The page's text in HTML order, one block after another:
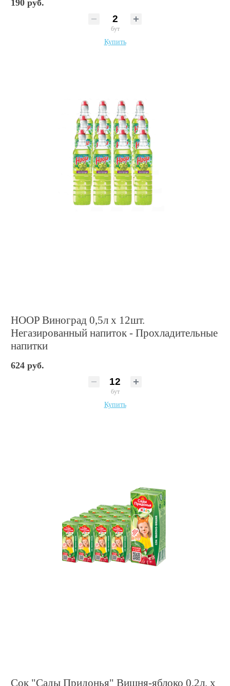
190 руб.
бут
Купить
HOOP Виноград 0,5л х 12шт.
Негазированный напиток - Прохладительные
напитки
624 руб.
бут
Купить
Сок "Сады Придонья" Вишня-яблоко 0,2л. х